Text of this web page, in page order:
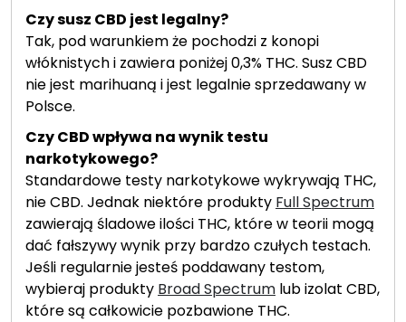
Czy susz CBD jest legalny?
Tak, pod warunkiem że pochodzi z konopi
włóknistych i zawiera poniżej 0,3% THC. Susz CBD
nie jest marihuaną i jest legalnie sprzedawany w
Polsce.
Czy CBD wpływa na wynik testu
narkotykowego?
Standardowe testy narkotykowe wykrywają THC,
nie CBD. Jednak niektóre produkty Full Spectrum
zawierają śladowe ilości THC, które w teorii mogą
dać fałszywy wynik przy bardzo czułych testach.
Jeśli regularnie jesteś poddawany testom,
wybieraj produkty Broad Spectrum lub izolat CBD,
które są całkowicie pozbawione THC.